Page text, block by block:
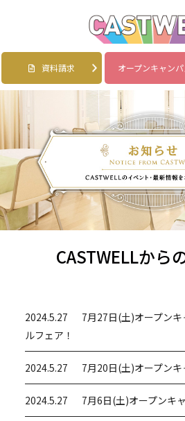
資料請求 オープンキャンパ
CASTWELLから
2024.5.27
7月27日(土)オープン
ルフェア！
2024.5.27 7月20日(土)オープンキ
2024.5.27 7月6日(土)オープンキ